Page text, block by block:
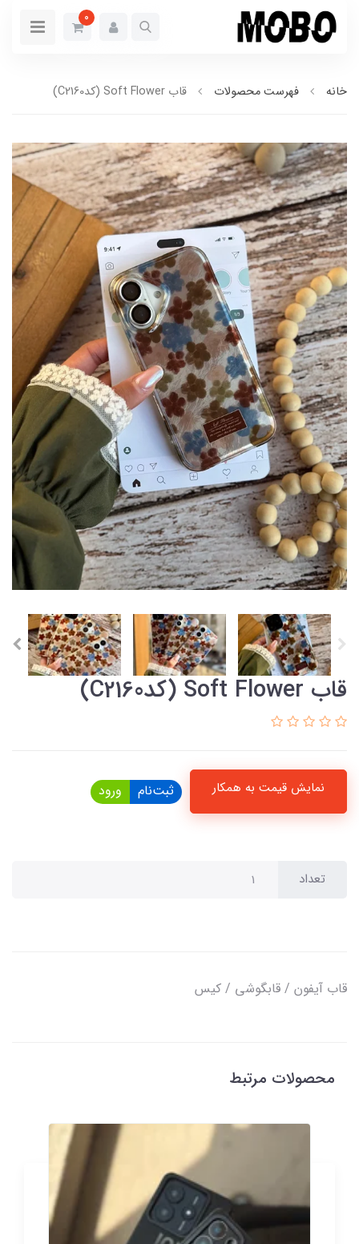
0
خانه فهرست محصولات قاب Soft Flower (کدC2160)
قاب Soft Flower (کدC2160)
نمایش قیمت به همکار ثبت‌نام ورود
تعداد
قاب آیفون / قابگوشی / کیس
محصولات مرتبط